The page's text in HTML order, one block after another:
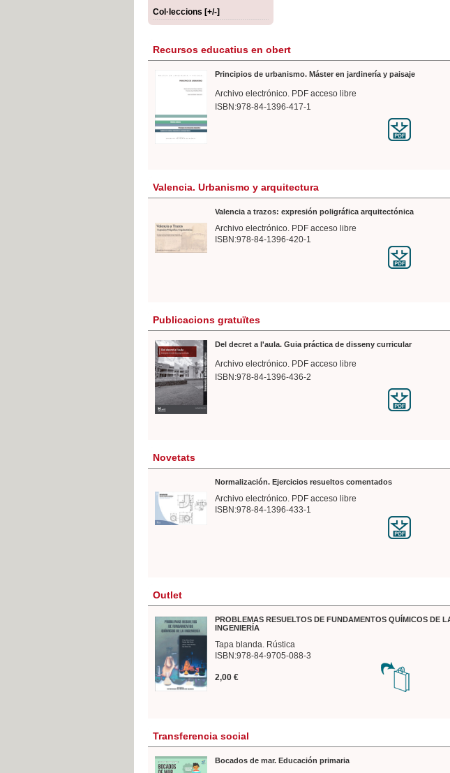
Col·leccions [+/-]
Recursos educatius en obert
Principios de urbanismo. Máster en jardinería y paisaje
Archivo electrónico. PDF acceso libre
ISBN:978-84-1396-417-1
Valencia. Urbanismo y arquitectura
Valencia a trazos: expresión poligráfica arquitectónica
Archivo electrónico. PDF acceso libre
ISBN:978-84-1396-420-1
Publicacions gratuïtes
Del decret a l'aula. Guia práctica de disseny curricular
Archivo electrónico. PDF acceso libre
ISBN:978-84-1396-436-2
Novetats
Normalización. Ejercicios resueltos comentados
Archivo electrónico. PDF acceso libre
ISBN:978-84-1396-433-1
Outlet
PROBLEMAS RESUELTOS DE FUNDAMENTOS QUÍMICOS DE
INGENIERÍA
Tapa blanda. Rústica
ISBN:978-84-9705-088-3
2,00 €
Transferencia social
Bocados de mar. Educación primaria